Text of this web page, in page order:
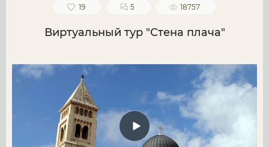
19 5 18757
Виртуальный тур "Стена плача"